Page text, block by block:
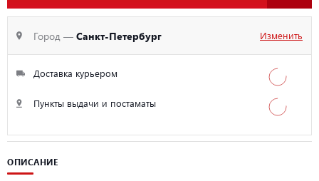
Город — Санкт-Петербург Изменить
Доставка курьером
Пункты выдачи и постаматы
ОПИСАНИЕ